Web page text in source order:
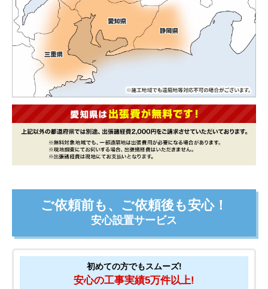
ご依頼前も、ご依頼後も安心！
安心設置サービス
初めての方でもスムーズ!
安心の工事実績5万件以上!